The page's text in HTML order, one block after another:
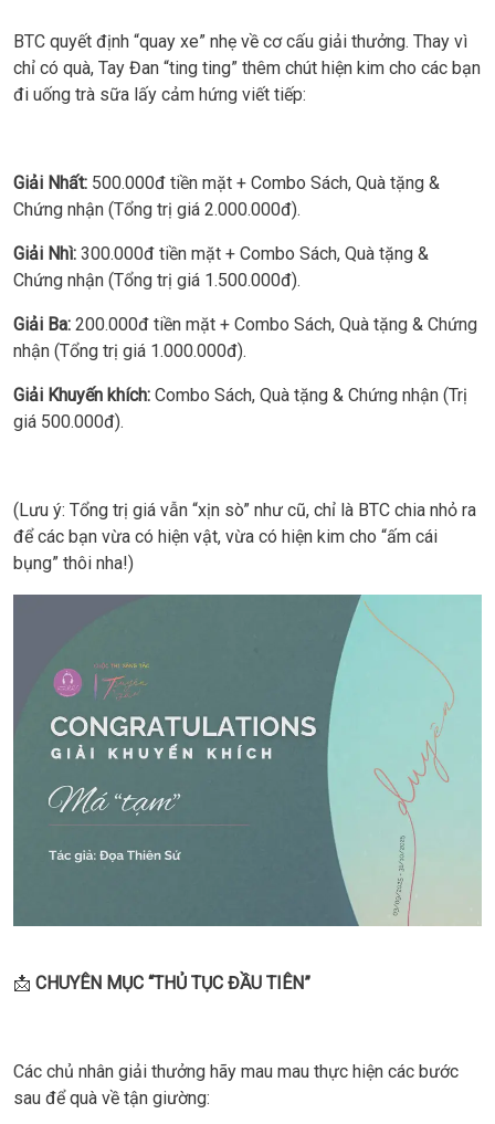
BTC quyết định “quay xe” nhẹ về cơ cấu giải thưởng. Thay vì
chỉ có quà, Tay Đan “ting ting” thêm chút hiện kim cho các bạn
đi uống trà sữa lấy cảm hứng viết tiếp:
Giải Nhất: 500.000đ tiền mặt + Combo Sách, Quà tặng &
Chứng nhận (Tổng trị giá 2.000.000đ).
Giải Nhì: 300.000đ tiền mặt + Combo Sách, Quà tặng &
Chứng nhận (Tổng trị giá 1.500.000đ).
Giải Ba: 200.000đ tiền mặt + Combo Sách, Quà tặng & Chứng
nhận (Tổng trị giá 1.000.000đ).
Giải Khuyến khích: Combo Sách, Quà tặng & Chứng nhận (Trị
giá 500.000đ).
(Lưu ý: Tổng trị giá vẫn “xịn sò” như cũ, chỉ là BTC chia nhỏ ra
để các bạn vừa có hiện vật, vừa có hiện kim cho “ấm cái
bụng” thôi nha!)
📩 CHUYÊN MỤC “THỦ TỤC ĐẦU TIÊN”
Các chủ nhân giải thưởng hãy mau mau thực hiện các bước
sau để quà về tận giường: